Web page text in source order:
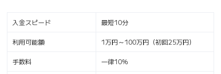
入金スピード 最短10分
利用可能額 1万円～100万円（初回25万円）
手数料 一律10％